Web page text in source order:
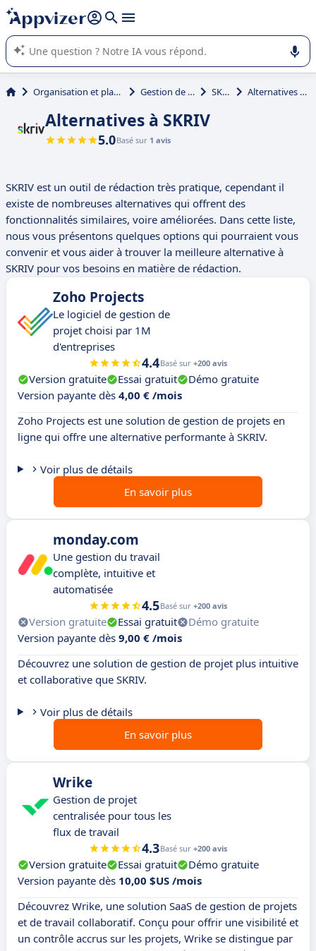
répondre (plusieurs lignes avec
L'IA de Appvizer vous guide dans l'utilisation ou la sélection de
logiciel SaaS en entreprise.
Organisation et planification Gestion de projet SKRIV Alternatives à SKRIV
Alternatives à SKRIV
5.0Basé sur 1 avis
SKRIV est un outil de rédaction très pratique, cependant il
existe de nombreuses alternatives qui offrent des
fonctionnalités similaires, voire améliorées. Dans cette liste,
nous vous présentons quelques options qui pourraient vous
convenir et vous aider à trouver la meilleure alternative à
SKRIV pour vos besoins en matière de rédaction.
Zoho Projects
Le logiciel de gestion de
projet choisi par 1M
d'entreprises
4.4Basé sur +200 avis
Version gratuite Essai gratuit
Démo gratuite
Version payante dès 4,00 € /mois
Zoho Projects est une solution de gestion de projets en
ligne qui offre une alternative performante à SKRIV.
Voir plus de détails
En savoir plus
monday.com
Une gestion du travail
complète, intuitive et
automatisée
4.5Basé sur +200 avis
Version gratuite Essai gratuit
Démo gratuite
Version payante dès 9,00 € /mois
Découvrez une solution de gestion de projet plus intuitive
et collaborative que SKRIV.
Voir plus de détails
En savoir plus
Wrike
Gestion de projet
centralisée pour tous les
flux de travail
4.3Basé sur +200 avis
Version gratuite Essai gratuit
Démo gratuite
Version payante dès 10,00 $US /mois
Découvrez Wrike, une solution SaaS de gestion de projets
et de travail collaboratif. Conçu pour offrir une visibilité et
un contrôle accrus sur les projets, Wrike se distingue par